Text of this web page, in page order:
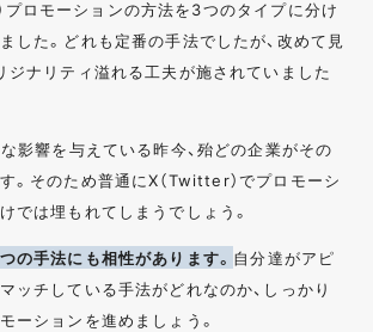
プロモーションの方法を3つのタイプに分け
した。どれも定番の手法でしたが、改めて見
ジナリティ溢れる工夫が施されていました
影響を与えている昨今、殆どの企業がその
。そのため普通にX（Twitter）でプロモーシ
では埋もれてしまうでしょう。
の手法にも相性があります。 自分達がアピ
ッチしている手法がどれなのか、しっかり
ーションを進めましょう。